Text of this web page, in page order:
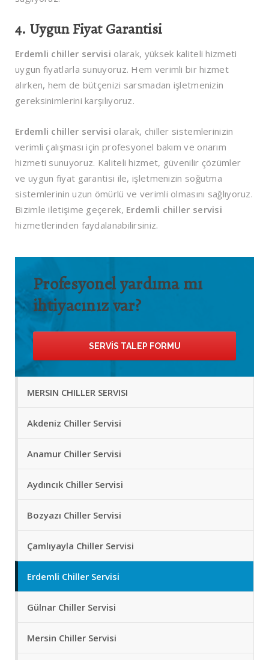
4. Uygun Fiyat Garantisi
Erdemli chiller servisi olarak, yüksek kaliteli hizmeti
uygun fiyatlarla sunuyoruz. Hem verimli bir hizmet
alırken, hem de bütçenizi sarsmadan işletmenizin
gereksinimlerini karşılıyoruz.
Erdemli chiller servisi olarak, chiller sistemlerinizin
verimli çalışması için profesyonel bakım ve onarım
hizmeti sunuyoruz. Kaliteli hizmet, güvenilir çözümler
ve uygun fiyat garantisi ile, işletmenizin soğutma
sistemlerinin uzun ömürlü ve verimli olmasını sağlıyoruz.
Bizimle iletişime geçerek, Erdemli chiller servisi
hizmetlerinden faydalanabilirsiniz.
Profesyonel yardıma mı
ihtiyacınız var?
SERVIS TALEP FORMU
MERSIN CHILLER SERVISI
Akdeniz Chiller Servisi
Anamur Chiller Servisi
Aydıncık Chiller Servisi
Bozyazı Chiller Servisi
Çamlıyayla Chiller Servisi
Erdemli Chiller Servisi
Gülnar Chiller Servisi
Mersin Chiller Servisi